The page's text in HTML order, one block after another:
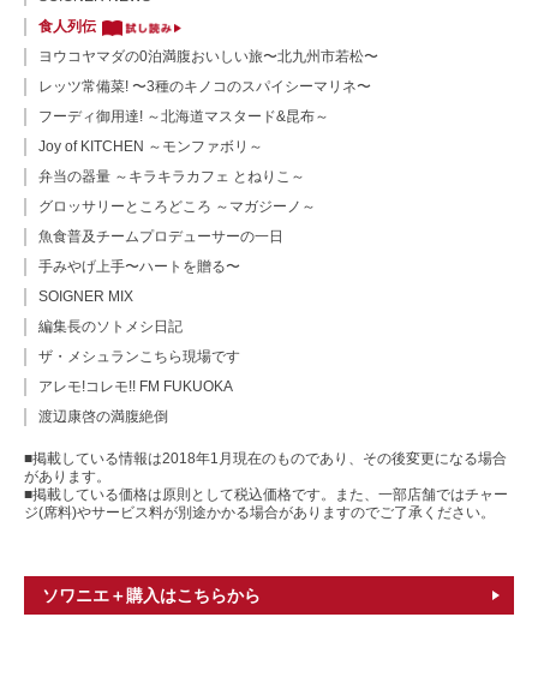
食人列伝
ヨウコヤマダの0泊満腹おいしい旅〜北九州市若松〜
レッツ常備菜! 〜3種のキノコのスパイシーマリネ〜
フーディ御用達! ～北海道マスタード&昆布～
Joy of KITCHEN ～モンファボリ～
弁当の器量 ～キラキラカフェ とねりこ～
グロッサリーところどころ ～マガジーノ～
魚食普及チームプロデューサーの一日
手みやげ上手〜ハートを贈る〜
SOIGNER MIX
編集長のソトメシ日記
ザ・メシュランこちら現場です
アレモ!コレモ!! FM FUKUOKA
渡辺康啓の満腹絶倒
■掲載している情報は2018年1月現在のものであり、その後変更になる場合
があります。
■掲載している価格は原則として税込価格です。また、一部店舗ではチャー
ジ(席料)やサービス料が別途かかる場合がありますのでご了承ください。
ソワニエ＋購入はこちらから